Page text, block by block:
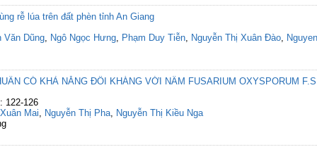
rễ lúa trên đất phèn tỉnh An Giang
Văn Dũng, Ngô Ngọc Hưng, Phạm Duy Tiễn, Nguyễn Thị Xuân Đào,
CÓ KHẢ NĂNG ĐỐI KHÁNG VỚI NẤM FUSARIUM OXYSPORUM
122-126
Mai, Nguyễn Thị Pha, Nguyễn Thị Kiều Nga